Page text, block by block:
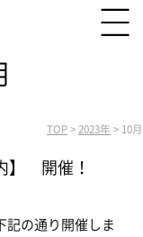
TOP > 2023年 > 10月
】 開催！
記の通り開催しま